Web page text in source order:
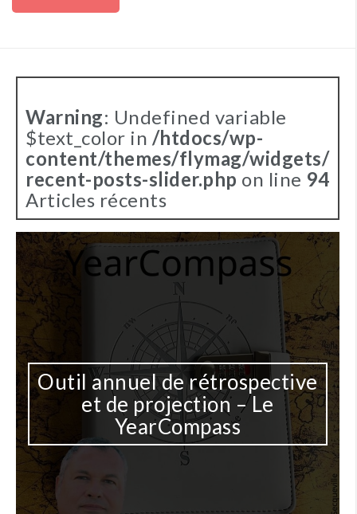
Warning: Undefined variable
$text_color in /htdocs/wp-
content/themes/flymag/widgets/
recent-posts-slider.php on line 94
Articles récents
Outil annuel de rétrospective
et de projection – Le
YearCompass